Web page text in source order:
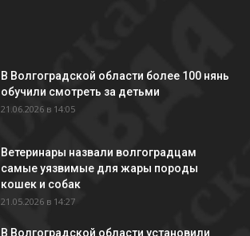
В Волгоградской области более 100 нянь
обучили смотреть за детьми
21.06.2026 в 14:05
Ветеринары назвали волгоградцам
самые уязвимые для жары породы
кошек и собак
21.05.2026 в 14:27
В Волгоградской области установили